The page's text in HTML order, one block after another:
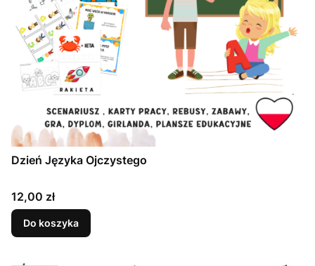
Dzień Języka Ojczystego
Cena
12,00 zł
Do koszyka